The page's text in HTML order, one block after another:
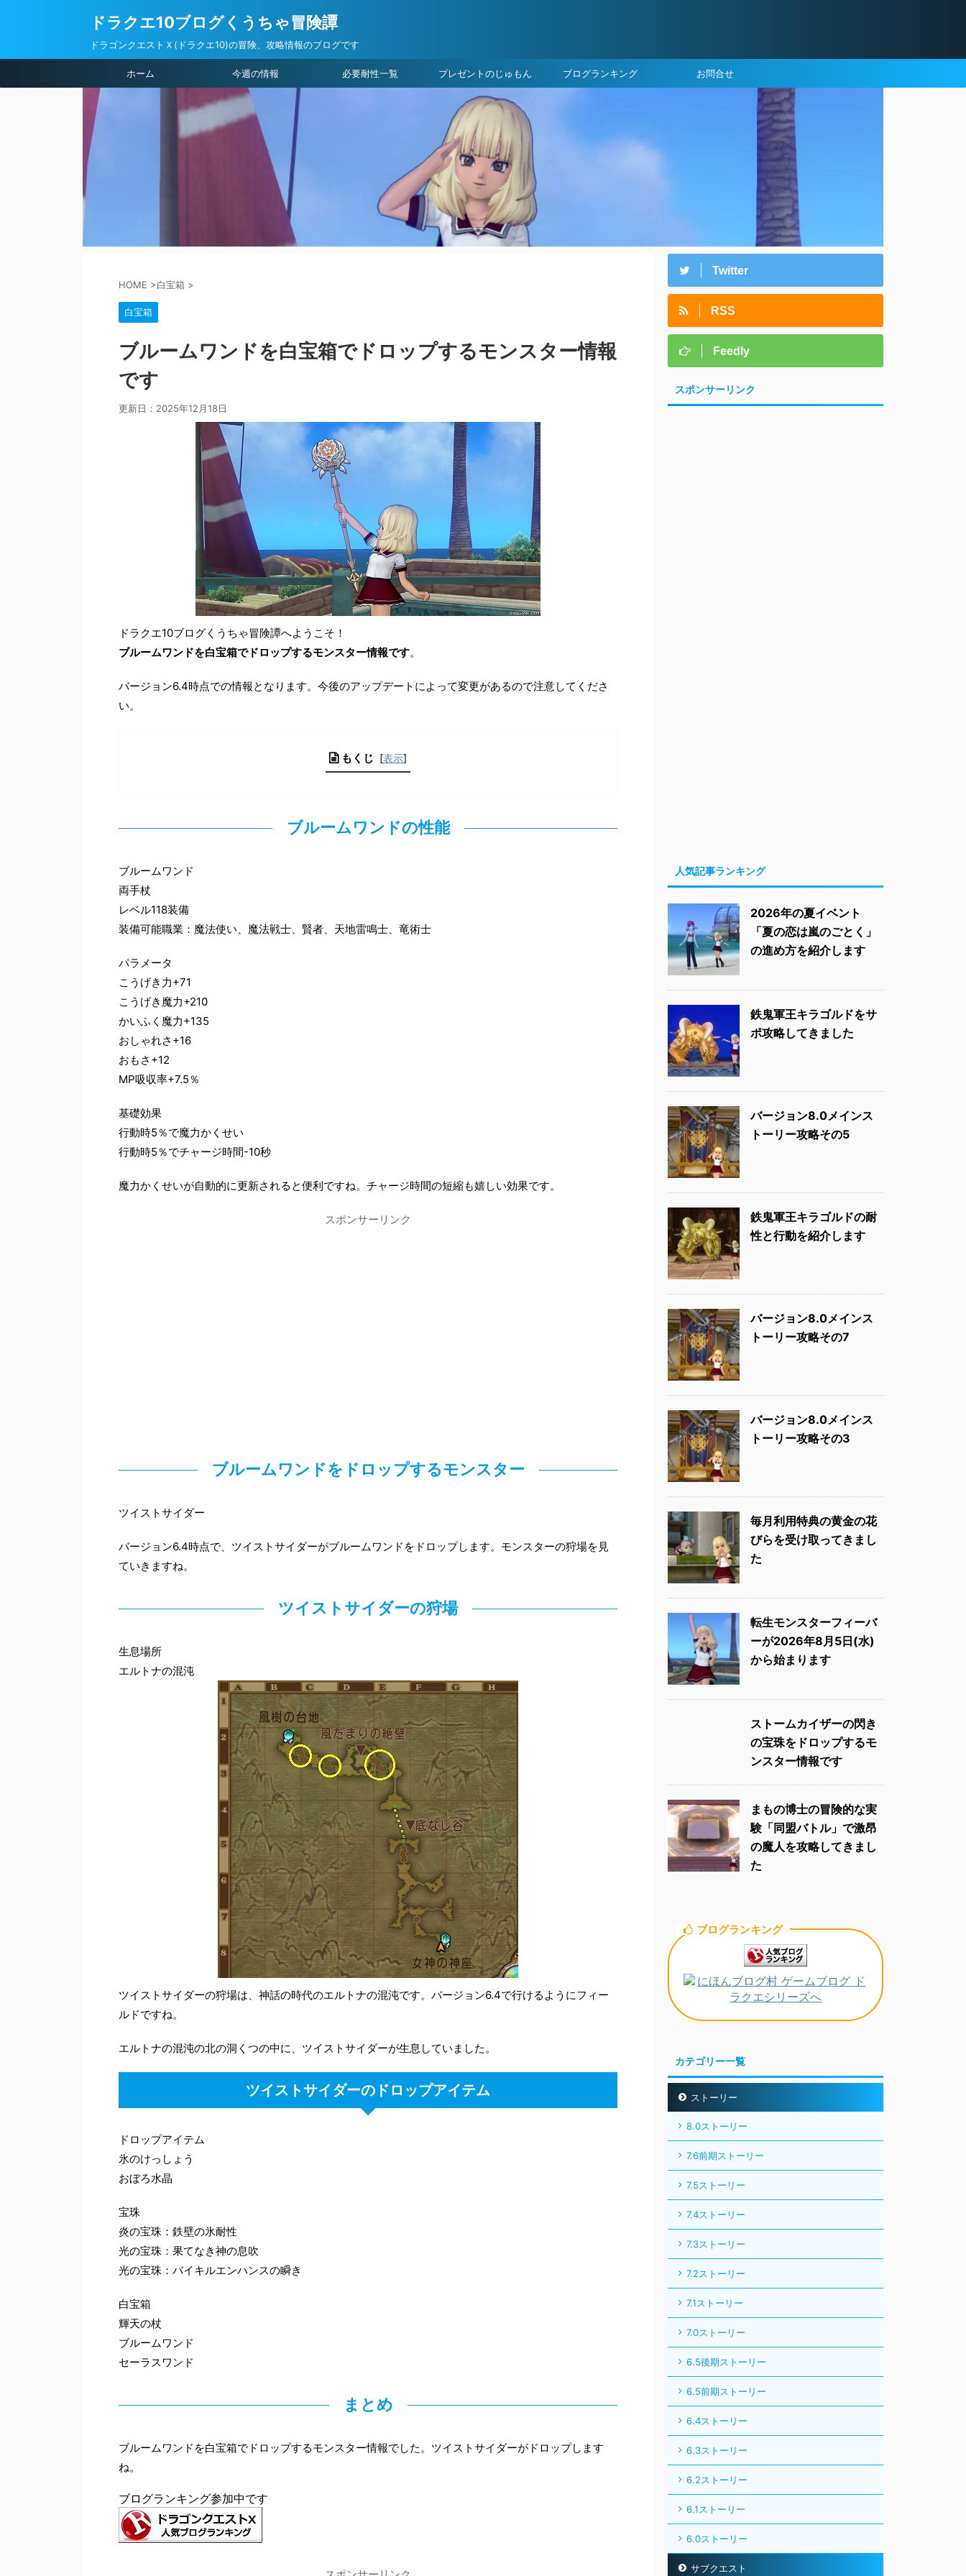
ドラクエ10ブログくうちゃ冒険譚
ドラゴンクエストＸ(ドラクエ10)の冒険、攻略情報のブログです
ホーム 今週の情報 必要耐性一覧 プレゼントのじゅもん ブログランキング お問合せ
HOME >白宝箱 >
白宝箱
ブルームワンドを白宝箱でドロップするモンスター情報
です
更新日： 2025年12月18日
ドラクエ10ブログくうちゃ冒険譚へようこそ！
ブルームワンドを白宝箱でドロップするモンスター情報です。
バージョン6.4時点での情報となります。今後のアップデートによって変更があるので注意してくださ
い。
もくじ [表示]
ブルームワンドの性能
ブルームワンド
両手杖
レベル118装備
装備可能職業：魔法使い、魔法戦士、賢者、天地雷鳴士、竜術士
パラメータ
こうげき力+71
こうげき魔力+210
かいふく魔力+135
おしゃれさ+16
おもさ+12
MP吸収率+7.5％
基礎効果
行動時5％で魔力かくせい
行動時5％でチャージ時間-10秒
魔力かくせいが自動的に更新されると便利ですね。チャージ時間の短縮も嬉しい効果です。
スポンサーリンク
ブルームワンドをドロップするモンスター
ツイストサイダー
バージョン6.4時点で、ツイストサイダーがブルームワンドをドロップします。モンスターの狩場を見
ていきますね。
ツイストサイダーの狩場
生息場所
エルトナの混沌
ツイストサイダーの狩場は、神話の時代のエルトナの混沌です。バージョン6.4で行けるようにフィー
ルドですね。
エルトナの混沌の北の洞くつの中に、ツイストサイダーが生息していました。
ツイストサイダーのドロップアイテム
ドロップアイテム
氷のけっしょう
おぼろ水晶
宝珠
炎の宝珠：鉄壁の氷耐性
光の宝珠：果てなき神の息吹
光の宝珠：バイキルエンハンスの瞬き
白宝箱
輝天の杖
ブルームワンド
セーラスワンド
まとめ
ブルームワンドを白宝箱でドロップするモンスター情報でした。ツイストサイダーがドロップします
ね。
ブログランキング参加中です
Twitter
RSS
Feedly
スポンサーリンク
人気記事ランキング
2026年の夏イベント
「夏の恋は嵐のごとく」
の進め方を紹介します
鉄鬼軍王キラゴルドをサ
ポ攻略してきました
バージョン8.0メインス
トーリー攻略その5
鉄鬼軍王キラゴルドの耐
性と行動を紹介します
バージョン8.0メインス
トーリー攻略その7
バージョン8.0メインス
トーリー攻略その3
毎月利用特典の黄金の花
びらを受け取ってきまし
た
転生モンスターフィーバ
ーが2026年8月5日(水)
から始まります
ストームカイザーの閃き
の宝珠をドロップするモ
ンスター情報です
まもの博士の冒険的な実
験「同盟バトル」で激昂
の魔人を攻略してきまし
た
ブログランキング
カテゴリー一覧
ストーリー
8.0ストーリー
7.6前期ストーリー
7.5ストーリー
7.4ストーリー
7.3ストーリー
7.2ストーリー
7.1ストーリー
7.0ストーリー
6.5後期ストーリー
6.5前期ストーリー
6.4ストーリー
6.3ストーリー
6.2ストーリー
6.1ストーリー
6.0ストーリー
サブクエスト